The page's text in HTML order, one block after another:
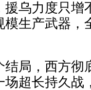
乌力度只增
生产武器，
局，西方彻
超长持久战